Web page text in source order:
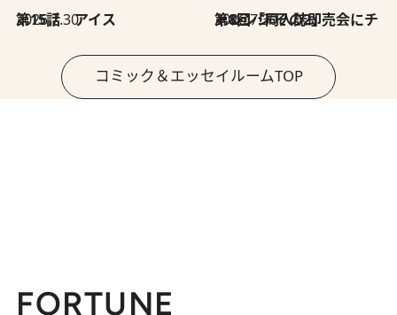
2026.7.30
第15話 アイス 2026.7.30
第8回「同人誌即売会にチャレンジ その2」
コミック＆エッセイルームTOP
FORTUNE